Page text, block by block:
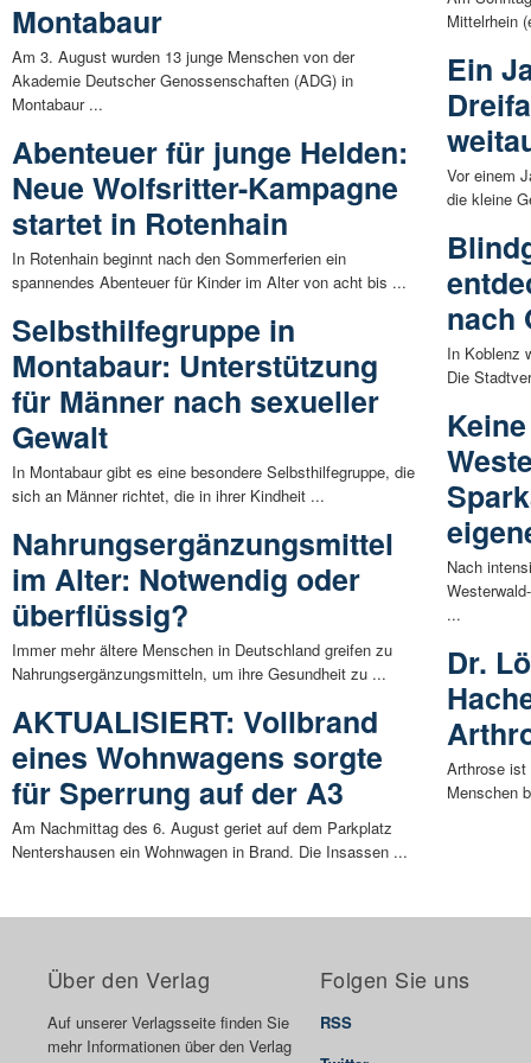
Montabaur
Am 3. August wurden 13 junge Menschen von der
Akademie Deutscher Genossenschaften (ADG) in
Montabaur ...
Abenteuer für junge Helden:
Neue Wolfsritter-Kampagne
startet in Rotenhain
In Rotenhain beginnt nach den Sommerferien ein
spannendes Abenteuer für Kinder im Alter von acht bis ...
Selbsthilfegruppe in
Montabaur: Unterstützung
für Männer nach sexueller
Gewalt
In Montabaur gibt es eine besondere Selbsthilfegruppe, die
sich an Männer richtet, die in ihrer Kindheit ...
Nahrungsergänzungsmittel
im Alter: Notwendig oder
überflüssig?
Immer mehr ältere Menschen in Deutschland greifen zu
Nahrungsergänzungsmitteln, um ihre Gesundheit zu ...
AKTUALISIERT: Vollbrand
eines Wohnwagens sorgte
für Sperrung auf der A3
Am Nachmittag des 6. August geriet auf dem Parkplatz
Nentershausen ein Wohnwagen in Brand. Die Insassen ...
Mittelrhein
Ein
Vor einem
die kleine
nach
In Koblenz
Die
Nach
...
Dr.
Arthrose
Menschen
Über den Verlag
Auf unserer Verlagsseite finden Sie
mehr Informationen über den Verlag
Folgen Sie uns
RSS